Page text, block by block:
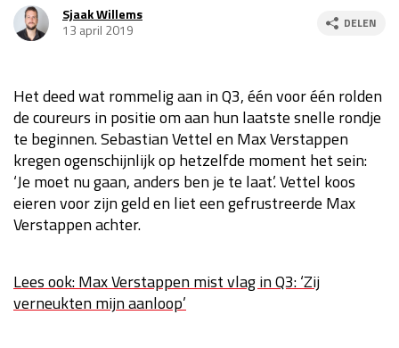
GP MEXICO 2026 30 okt - 01 nov
Kwalificatie
za 22:00 - 23:00
Race
GP SÃO PAULO 2026 06 - 08 nov
Kwalificatie
za 19:00 - 20:00
Race
zo 18:00 - 20:00
GP ABU DHABI 2026
Sjaak Willems
13 april 2019
DELEN
Het deed wat rommelig aan in Q3, één voor één rolden
de coureurs in positie om aan hun laatste snelle rondje
te beginnen. Sebastian Vettel en Max Verstappen
kregen ogenschijnlijk op hetzelfde moment het sein:
‘Je moet nu gaan, anders ben je te laat’. Vettel koos
eieren voor zijn geld en liet een gefrustreerde Max
Verstappen achter.
Lees ook: Max Verstappen mist vlag in Q3: ‘Zij
verneukten mijn aanloop’